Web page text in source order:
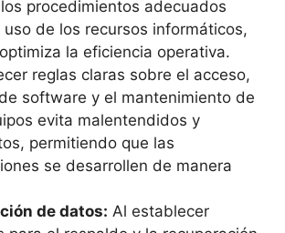
procedimientos adecuados
uso de los recursos informáticos,
la eficiencia operativa.
reglas claras sobre el acceso,
software y el mantenimiento de
evita malentendidos y
permitiendo que las
se desarrollen de manera
de datos: Al establecer